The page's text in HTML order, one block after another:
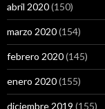
abril 2020(150)
marzo 2020(154)
febrero 2020(145)
enero 2020(155)
diciembre 2019 (155)